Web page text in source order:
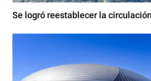
Se logró reestablecer la